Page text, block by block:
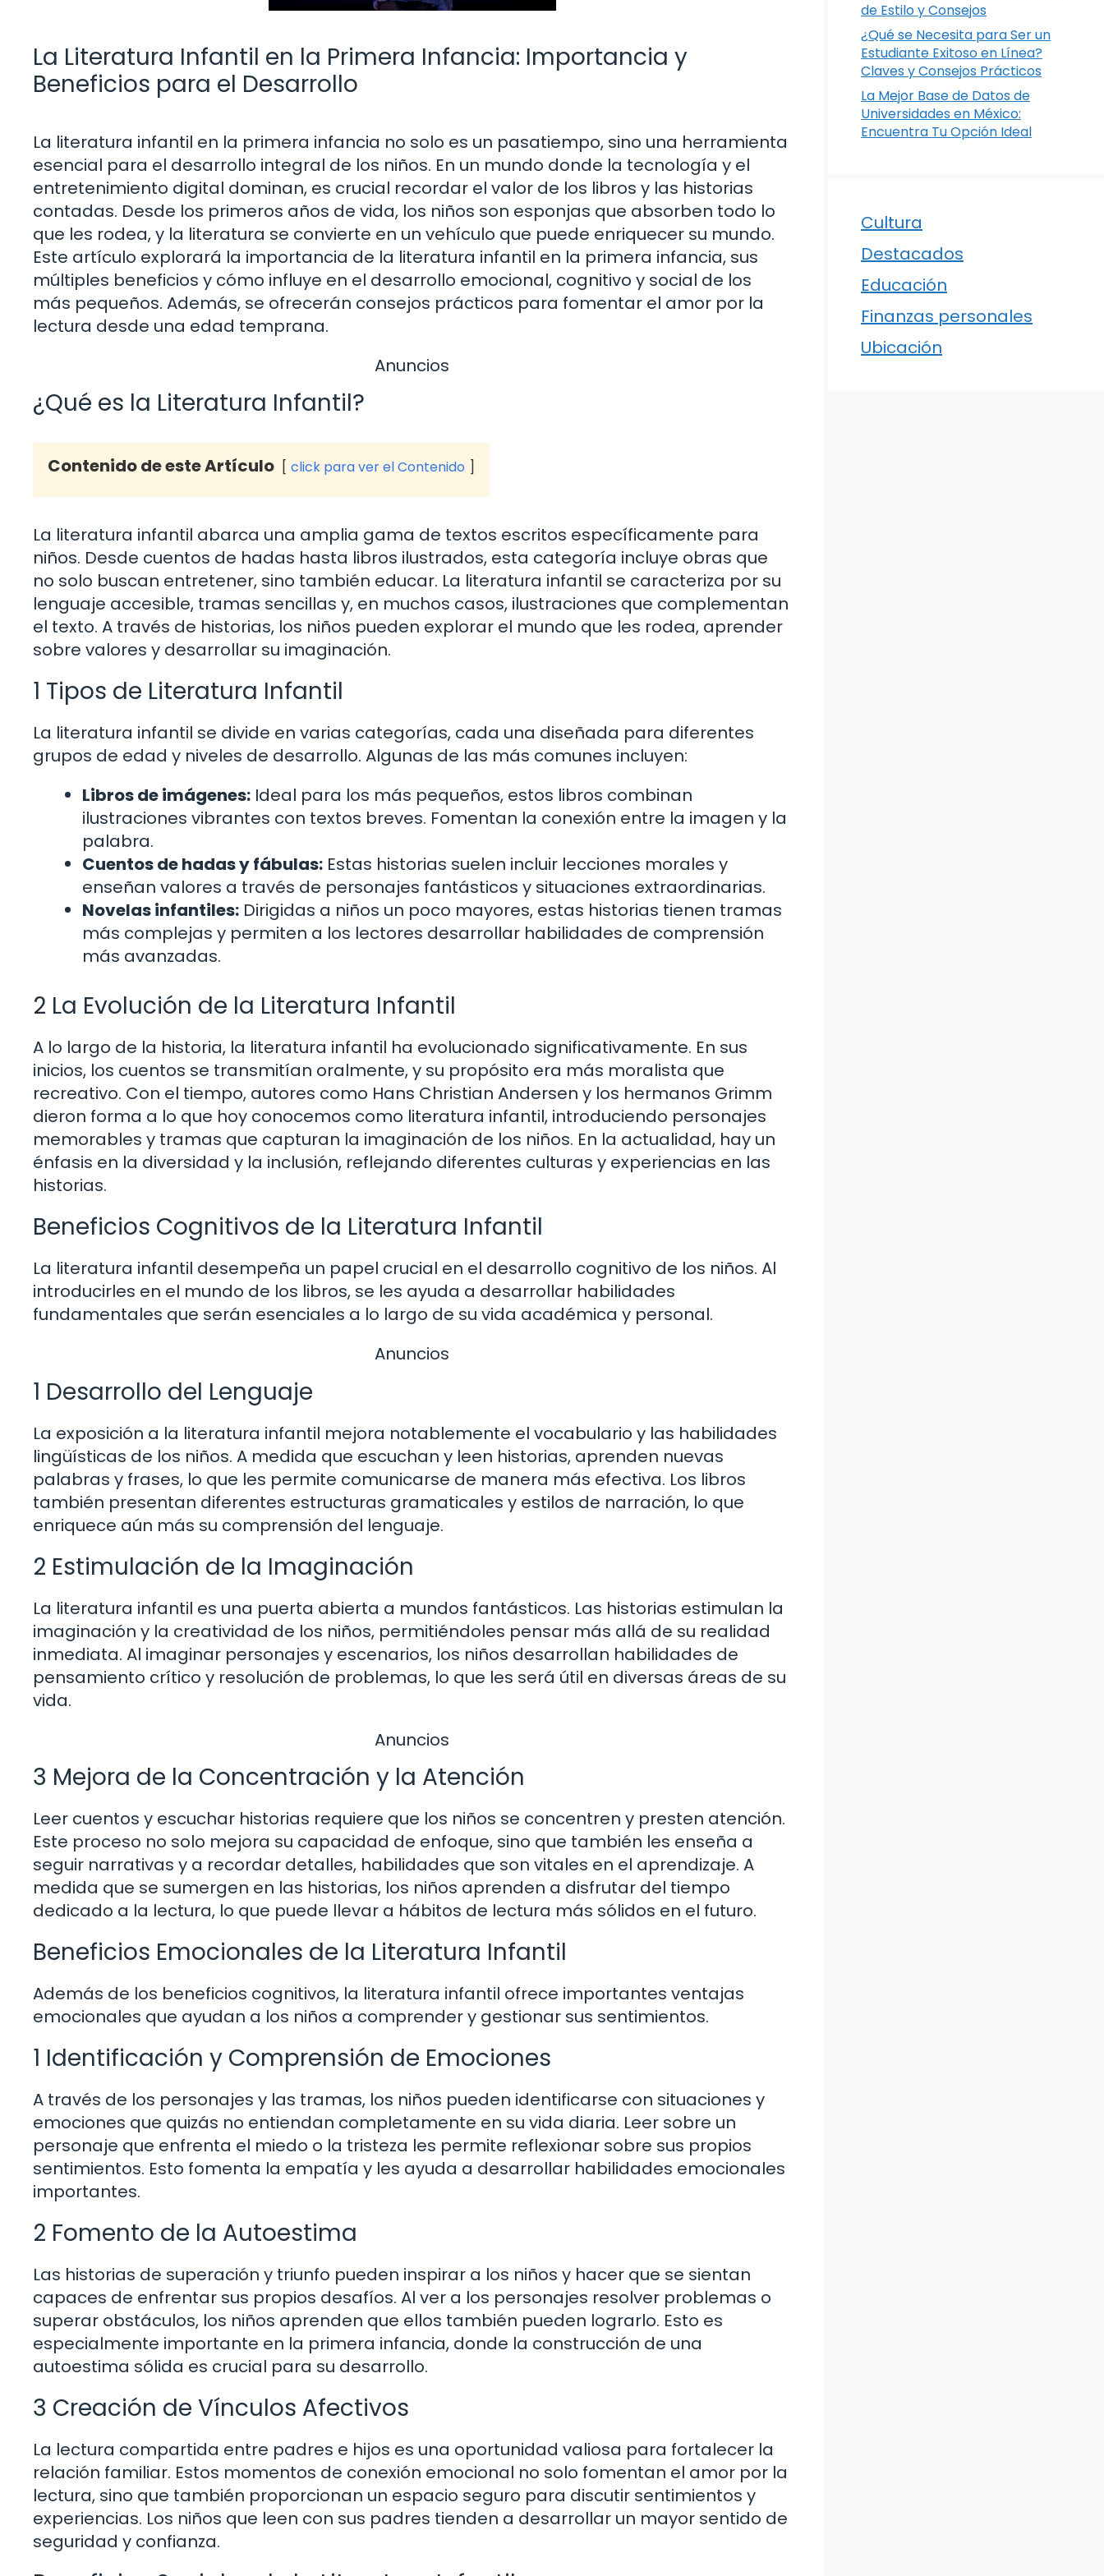
La Literatura Infantil en la Primera Infancia: Importancia y
Beneficios para el Desarrollo
La literatura infantil en la primera infancia no solo es un pasatiempo, sino una herramienta
esencial para el desarrollo integral de los niños. En un mundo donde la tecnología y el
entretenimiento digital dominan, es crucial recordar el valor de los libros y las historias
contadas. Desde los primeros años de vida, los niños son esponjas que absorben todo lo
que les rodea, y la literatura se convierte en un vehículo que puede enriquecer su mundo.
Este artículo explorará la importancia de la literatura infantil en la primera infancia, sus
múltiples beneficios y cómo influye en el desarrollo emocional, cognitivo y social de los
más pequeños. Además, se ofrecerán consejos prácticos para fomentar el amor por la
lectura desde una edad temprana.
Anuncios
¿Qué es la Literatura Infantil?
Contenido de este Artículo click para ver el Contenido
La literatura infantil abarca una amplia gama de textos escritos específicamente para
niños. Desde cuentos de hadas hasta libros ilustrados, esta categoría incluye obras que
no solo buscan entretener, sino también educar. La literatura infantil se caracteriza por su
lenguaje accesible, tramas sencillas y, en muchos casos, ilustraciones que complementan
el texto. A través de historias, los niños pueden explorar el mundo que les rodea, aprender
sobre valores y desarrollar su imaginación.
1 Tipos de Literatura Infantil
La literatura infantil se divide en varias categorías, cada una diseñada para diferentes
grupos de edad y niveles de desarrollo. Algunas de las más comunes incluyen:
Libros de imágenes: Ideal para los más pequeños, estos libros combinan
ilustraciones vibrantes con textos breves. Fomentan la conexión entre la imagen y la
palabra.
Cuentos de hadas y fábulas: Estas historias suelen incluir lecciones morales y
enseñan valores a través de personajes fantásticos y situaciones extraordinarias.
Novelas infantiles: Dirigidas a niños un poco mayores, estas historias tienen tramas
más complejas y permiten a los lectores desarrollar habilidades de comprensión
más avanzadas.
2 La Evolución de la Literatura Infantil
A lo largo de la historia, la literatura infantil ha evolucionado significativamente. En sus
inicios, los cuentos se transmitían oralmente, y su propósito era más moralista que
recreativo. Con el tiempo, autores como Hans Christian Andersen y los hermanos Grimm
dieron forma a lo que hoy conocemos como literatura infantil, introduciendo personajes
memorables y tramas que capturan la imaginación de los niños. En la actualidad, hay un
énfasis en la diversidad y la inclusión, reflejando diferentes culturas y experiencias en las
historias.
Beneficios Cognitivos de la Literatura Infantil
La literatura infantil desempeña un papel crucial en el desarrollo cognitivo de los niños. Al
introducirles en el mundo de los libros, se les ayuda a desarrollar habilidades
fundamentales que serán esenciales a lo largo de su vida académica y personal.
Anuncios
1 Desarrollo del Lenguaje
La exposición a la literatura infantil mejora notablemente el vocabulario y las habilidades
lingüísticas de los niños. A medida que escuchan y leen historias, aprenden nuevas
palabras y frases, lo que les permite comunicarse de manera más efectiva. Los libros
también presentan diferentes estructuras gramaticales y estilos de narración, lo que
enriquece aún más su comprensión del lenguaje.
2 Estimulación de la Imaginación
La literatura infantil es una puerta abierta a mundos fantásticos. Las historias estimulan la
imaginación y la creatividad de los niños, permitiéndoles pensar más allá de su realidad
inmediata. Al imaginar personajes y escenarios, los niños desarrollan habilidades de
pensamiento crítico y resolución de problemas, lo que les será útil en diversas áreas de su
vida.
Anuncios
3 Mejora de la Concentración y la Atención
Leer cuentos y escuchar historias requiere que los niños se concentren y presten atención.
Este proceso no solo mejora su capacidad de enfoque, sino que también les enseña a
seguir narrativas y a recordar detalles, habilidades que son vitales en el aprendizaje. A
medida que se sumergen en las historias, los niños aprenden a disfrutar del tiempo
dedicado a la lectura, lo que puede llevar a hábitos de lectura más sólidos en el futuro.
Beneficios Emocionales de la Literatura Infantil
Además de los beneficios cognitivos, la literatura infantil ofrece importantes ventajas
emocionales que ayudan a los niños a comprender y gestionar sus sentimientos.
1 Identificación y Comprensión de Emociones
A través de los personajes y las tramas, los niños pueden identificarse con situaciones y
emociones que quizás no entiendan completamente en su vida diaria. Leer sobre un
personaje que enfrenta el miedo o la tristeza les permite reflexionar sobre sus propios
sentimientos. Esto fomenta la empatía y les ayuda a desarrollar habilidades emocionales
importantes.
2 Fomento de la Autoestima
Las historias de superación y triunfo pueden inspirar a los niños y hacer que se sientan
capaces de enfrentar sus propios desafíos. Al ver a los personajes resolver problemas o
superar obstáculos, los niños aprenden que ellos también pueden lograrlo. Esto es
especialmente importante en la primera infancia, donde la construcción de una
autoestima sólida es crucial para su desarrollo.
3 Creación de Vínculos Afectivos
La lectura compartida entre padres e hijos es una oportunidad valiosa para fortalecer la
relación familiar. Estos momentos de conexión emocional no solo fomentan el amor por la
lectura, sino que también proporcionan un espacio seguro para discutir sentimientos y
experiencias. Los niños que leen con sus padres tienden a desarrollar un mayor sentido de
seguridad y confianza.
de Estilo y Consejos
¿Qué se Necesita para Ser un
Estudiante Exitoso en Línea?
Claves y Consejos Prácticos
La Mejor Base de Datos de
Universidades en México:
Encuentra Tu Opción Ideal
Cultura
Destacados
Educación
Finanzas personales
Ubicación